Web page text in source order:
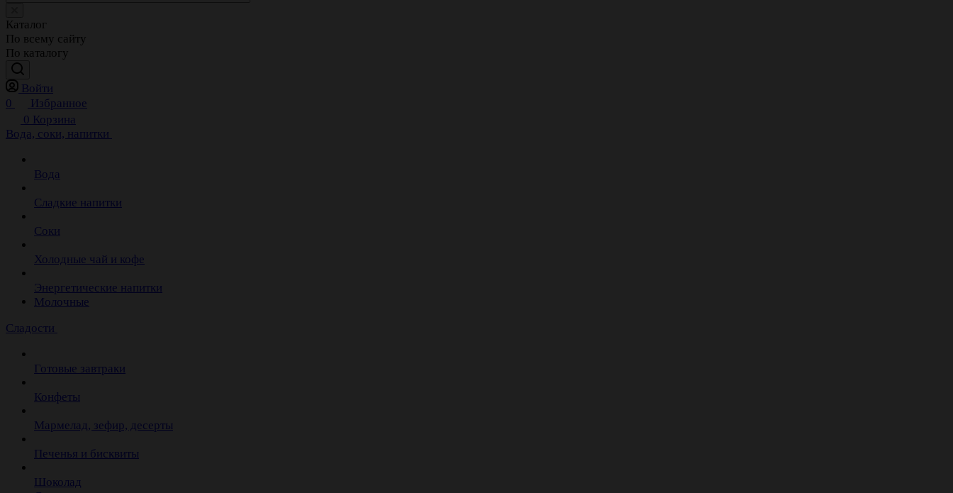
Каталог
По всему сайту
По каталогу
Войти
0
Избранное
0 Корзина
Вода, соки, напитки
Вода
Сладкие напитки
Соки
Холодные чай и кофе
Энергетические напитки
Молочные
Сладости
Готовые завтраки
Конфеты
Мармелад, зефир, десерты
Печенья и бисквиты
Шоколад